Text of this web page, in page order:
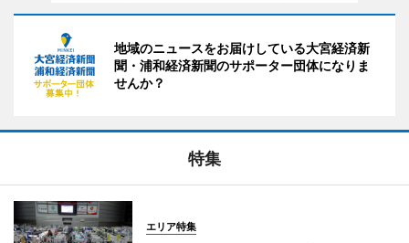
地域のニュースをお届けしている大宮経済新
聞・浦和経済新聞のサポーター団体になりま
せんか？
特集
エリア特集